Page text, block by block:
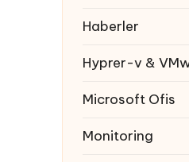
Haberler
Hyprer-v &
Microsoft Ofis
Monitoring